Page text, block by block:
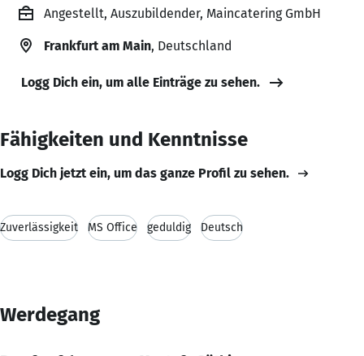
Angestellt, Auszubildender, Maincatering GmbH
Frankfurt am Main, Deutschland
Logg Dich ein, um alle Einträge zu sehen.
Fähigkeiten und Kenntnisse
Logg Dich jetzt ein, um das ganze Profil zu sehen.
Zuverlässigkeit MS Office geduldig Deutsch
Werdegang